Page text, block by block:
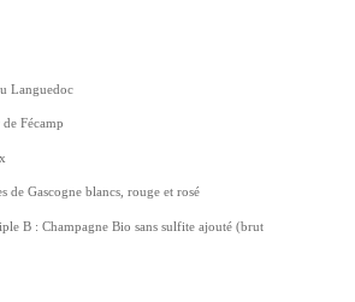
Languedoc
Fécamp
de Gascogne blancs, rouge et rosé
B : Champagne Bio sans sulfite ajouté (brut